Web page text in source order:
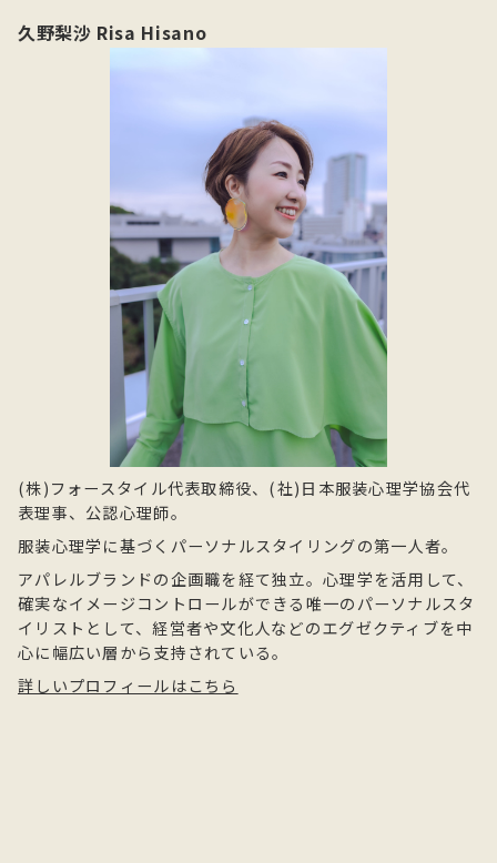
久野梨沙 Risa Hisano
(株)フォースタイル代表取締役、(社)日本服装心理学協会代
表理事、公認心理師。
服装心理学に基づくパーソナルスタイリングの第一人者。
アパレルブランドの企画職を経て独立。心理学を活用して、
確実なイメージコントロールができる唯一のパーソナルスタ
イリストとして、経営者や文化人などのエグゼクティブを中
心に幅広い層から支持されている。
詳しいプロフィールはこちら